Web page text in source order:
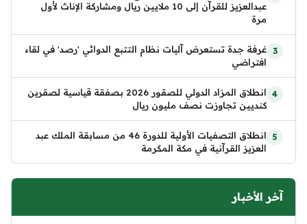
عبدالعزيز للقرآن إلى 10 ملايين ريال ومشاركة الإناث لأول
مرة
غرفة جدة تستعرض آليات نظام التتبع الدوائي 'رصد' في لقاء
افتراضي
انطلاق المزاد الدولي للصقور 2026 بصفقة قياسية لصقرين
كنديين تجاوزت نصف مليون ريال
انطلاق التصفيات الأولية للدورة 46 من مسابقة الملك عبد
العزيز القرآنية في مكة المكرمة
آخر الأخبار